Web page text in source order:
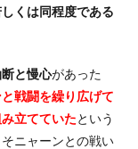
くは同程度である
と慢心があった
戦闘を繰り広げて
立てていたという
ニャーンとの戦い